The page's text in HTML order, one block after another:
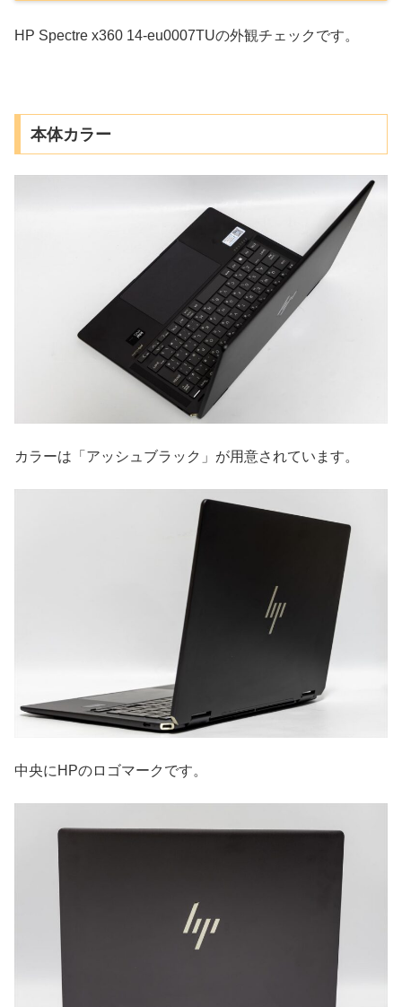
HP Spectre x360 14-eu0007TUの外観チェックです。
本体カラー
カラーは「アッシュブラック」が用意されています。
中央にHPのロゴマークです。